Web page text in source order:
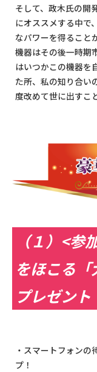
そして、政木氏の開
にオススメする中で
なパワーを得ること
機器はその後一時期
はいつかこの機器を
た所、私の知り合い
度改めて世に出すこ
（１）<
をほこる
プレゼント
・スマートフォンの
プ！